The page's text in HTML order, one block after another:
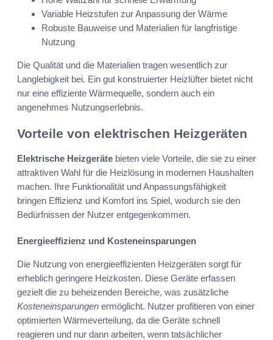
Variable Heizstufen zur Anpassung der Wärme
Robuste Bauweise und Materialien für langfristige
Nutzung
Die Qualität und die Materialien tragen wesentlich zur
Langlebigkeit bei. Ein gut konstruierter Heizlüfter bietet nicht
nur eine effiziente Wärmequelle, sondern auch ein
angenehmes Nutzungserlebnis.
Vorteile von elektrischen Heizgeräten
Elektrische Heizgeräte bieten viele Vorteile, die sie zu einer
attraktiven Wahl für die Heizlösung in modernen Haushalten
machen. Ihre Funktionalität und Anpassungsfähigkeit
bringen Effizienz und Komfort ins Spiel, wodurch sie den
Bedürfnissen der Nutzer entgegenkommen.
Energieeffizienz und Kosteneinsparungen
Die Nutzung von energieeffizienten Heizgeräten sorgt für
erheblich geringere Heizkosten. Diese Geräte erfassen
gezielt die zu beheizenden Bereiche, was zusätzliche
Kosteneinsparungen ermöglicht. Nutzer profitieren von einer
optimierten Wärmeverteilung, da die Geräte schnell
reagieren und nur dann arbeiten, wenn tatsächlicher